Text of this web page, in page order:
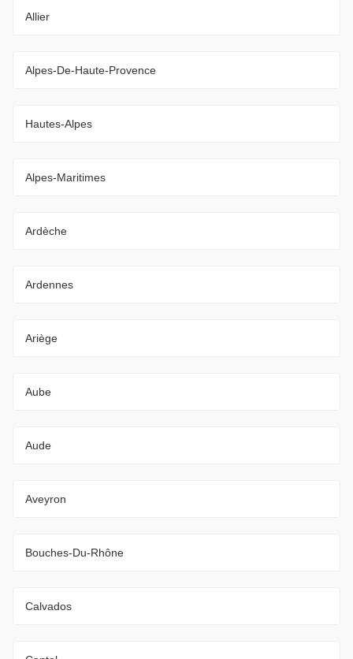
Allier
Alpes-De-Haute-Provence
Hautes-Alpes
Alpes-Maritimes
Ardèche
Ardennes
Ariège
Aube
Aude
Aveyron
Bouches-Du-Rhône
Calvados